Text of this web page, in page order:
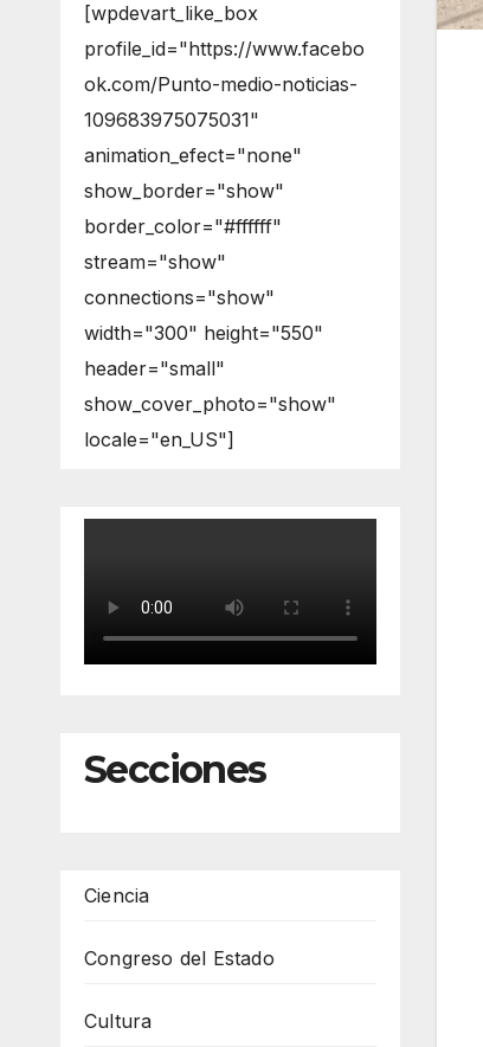
[wpdevart_like_box
profile_id="https://www.facebo
ok.com/Punto-medio-noticias-
109683975075031"
animation_efect="none"
show_border="show"
border_color="#ffffff"
stream="show"
connections="show"
width="300" height="550"
header="small"
show_cover_photo="show"
locale="en_US"]
Secciones
Ciencia
Congreso del Estado
Cultura